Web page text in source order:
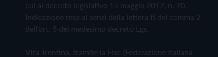
cui al decreto legislativo 15 maggio 2017, n. 70.
Indicazione resa ai sensi della lettera f) del comma 2
dell'art. 5 del medesimo decreto Lgs.
Vita Trentina, tramite la Fisc (Federazione Italiana